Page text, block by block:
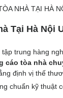
NHÀ TẠI HÀ
Tại Hà Nội
trung hàng
cáo tòa nhà
định vị thế
chuẩn kỹ thuật